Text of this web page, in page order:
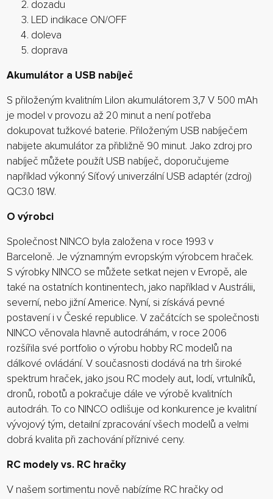
dozadu
LED indikace ON/OFF
doleva
doprava
Akumulátor a USB nabíječ
S přiloženým kvalitním LiIon akumulátorem 3,7 V 500 mAh
je model v provozu až 20 minut a není potřeba
dokupovat tužkové baterie. Přiloženým USB nabíječem
nabijete akumulátor za přibližně 90 minut. Jako zdroj pro
nabíječ můžete použít USB nabíječ, doporučujeme
například výkonný Síťový univerzální USB adaptér (zdroj)
QC3.0 18W.
O výrobci
Společnost NINCO byla založena v roce 1993 v
Barceloně. Je významným evropským výrobcem hraček.
S výrobky NINCO se můžete setkat nejen v Evropě, ale
také na ostatních kontinentech, jako například v Austrálii,
severní, nebo jižní Americe. Nyní, si získává pevné
postavení i v České republice. V začátcích se společnosti
NINCO věnovala hlavně autodráhám, v roce 2006
rozšířila své portfolio o výrobu hobby RC modelů na
dálkové ovládání. V současnosti dodává na trh široké
spektrum hraček, jako jsou RC modely aut, lodí, vrtulníků,
dronů, robotů a pokračuje dále ve výrobě kvalitních
autodráh. To co NINCO odlišuje od konkurence je kvalitní
vývojový tým, detailní zpracování všech modelů a velmi
dobrá kvalita při zachování příznivé ceny.
RC modely vs. RC hračky
V našem sortimentu nově nabízíme RC hračky od